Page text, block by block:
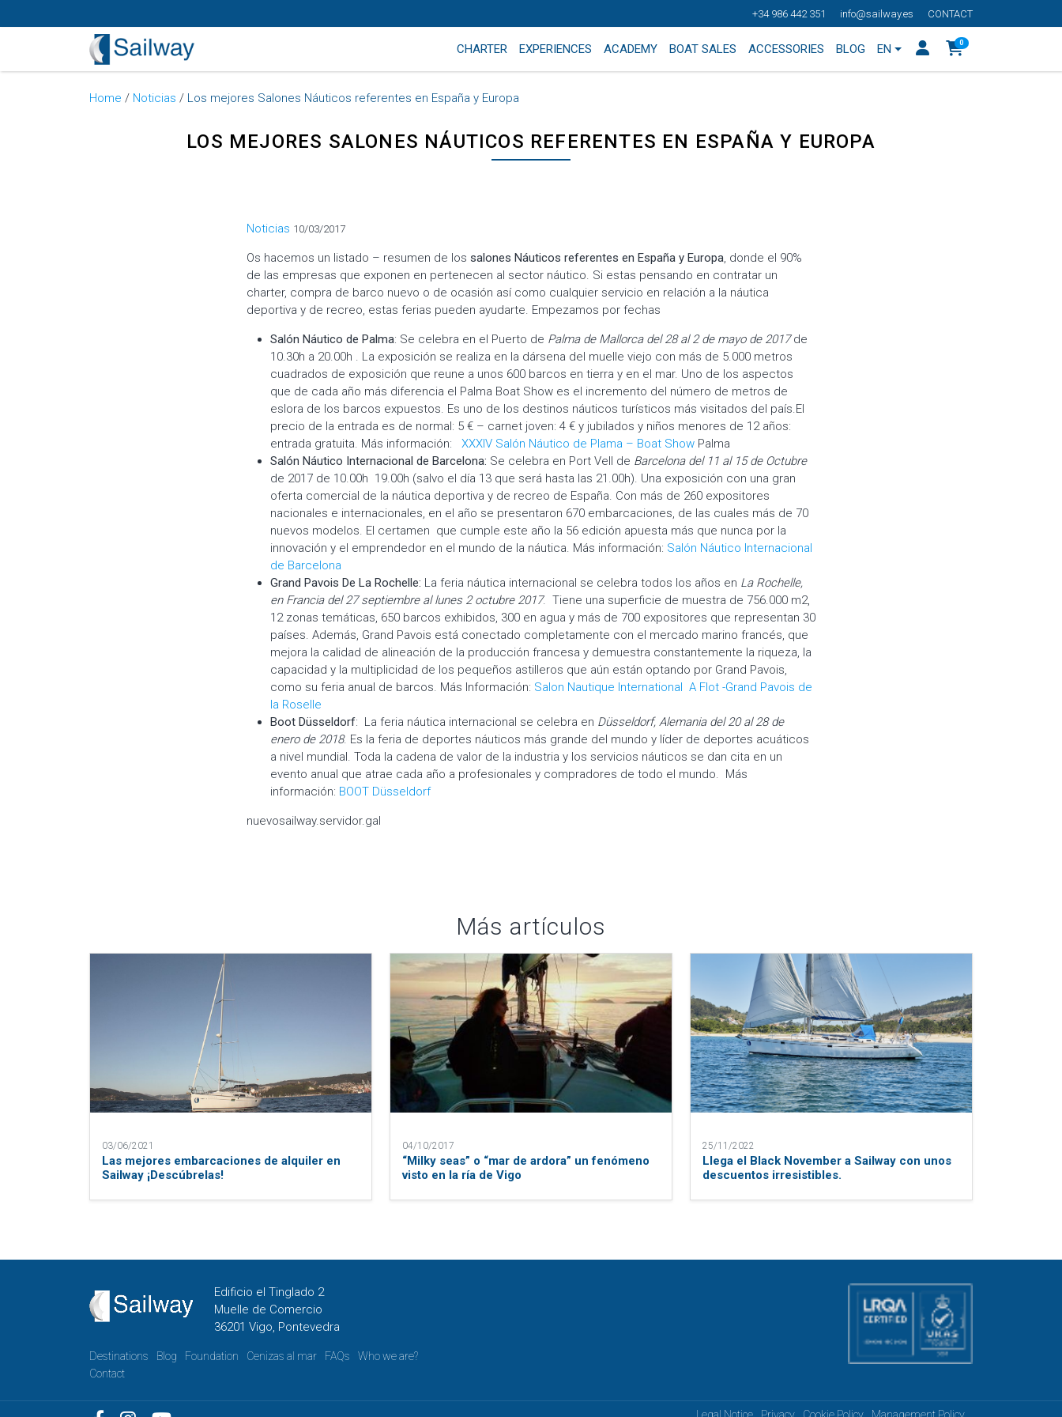
+34 986 442 351 info@sailway.es CONTACT
CHARTER EXPERIENCES ACADEMY BOAT SALES ACCESSORIES BLOG EN 0
Home / Noticias / Los mejores Salones Náuticos referentes en España y Europa
LOS MEJORES SALONES NÁUTICOS REFERENTES EN ESPAÑA Y EUROPA
Categorías
Noticias 10/03/2017
Os hacemos un listado – resumen de los salones Náuticos referentes en España y Europa , donde el 90%
de las empresas que exponen en pertenecen al sector náutico. Si estas pensando en contratar un
charter, compra de barco nuevo o de ocasión así como cualquier servicio en relación a la náutica
deportiva y de recreo, estas ferias pueden ayudarte. Empezamos por fechas
Salón Náutico de Palma: Se celebra en el Puerto de Palma de Mallorca del 28 al 2 de mayo de 2017de
10.30h a 20.00h . La exposición se realiza en la dársena del muelle viejo con más de 5.000 metros
cuadrados de exposición que reune a unos 600 barcos en tierra y en el mar. Uno de los aspectos
que de cada año más diferencia el Palma Boat Show es el incremento del número de metros de
eslora de los barcos expuestos. Es uno de los destinos náuticos turísticos más visitados del país.El
precio de la entrada es de normal: 5 € – carnet joven: 4 € y jubilados y niños menores de 12 años:
entrada gratuita. Más información: XXXIV Salón Náutico de Plama – Boat Show Palma
Salón Náutico Internacional de Barcelona: Se celebra en Port Vell de Barcelona del 11 al 15 de Octubre
de 2017 de 10.00h 19.00h (salvo el día 13 que será hasta las 21.00h). Una exposición con una gran
oferta comercial de la náutica deportiva y de recreo de España. Con más de 260 expositores
nacionales e internacionales, en el año se presentaron 670 embarcaciones, de las cuales más de 70
nuevos modelos. El certamen que cumple este año la 56 edición apuesta más que nunca por la
innovación y el emprendedor en el mundo de la náutica. Más información: Salón Náutico Internacional
de Barcelona
Grand Pavois De La Rochelle: La feria náutica internacional se celebra todos los años en La Rochelle,
en Francia del 27 septiembreallunes 2 octubre 2017. Tiene una superficie de muestra de 756.000 m2,
12 zonas temáticas, 650 barcos exhibidos, 300 en agua y más de 700 expositores que representan 30
países. Además, Grand Pavois está conectado completamente con el mercado marino francés, que
mejora la calidad de alineación de la producción francesa y demuestra constantemente la riqueza, la
capacidad y la multiplicidad de los pequeños astilleros que aún están optando por Grand Pavois,
como su feria anual de barcos. Más Información: Salon Nautique International A Flot -Grand Pavois de
la Roselle
Boot Düsseldorf: La feria náutica internacional se celebra en Düsseldorf, Alemania del 20 al 28 de
enero de 2018. Es la feria de deportes náuticos más grande del mundo y líder de deportes acuáticos
a nivel mundial. Toda la cadena de valor de la industria y los servicios náuticos se dan cita en un
evento anual que atrae cada año a profesionales y compradores de todo el mundo. Más
información: BOOT Düsseldorf
nuevosailway.servidor.gal
Más artículos
03/06/2021
Las mejores embarcaciones de alquiler en
Sailway ¡Descúbrelas!
04/10/2017
“Milky seas” o “mar de ardora” un fenómeno
visto en la ría de Vigo
25/11/2022
Llega el Black November a Sailway con unos
descuentos irresistibles.
Edificio el Tinglado 2
Muelle de Comercio
36201 Vigo, Pontevedra
Destinations Blog Foundation Cenizas al mar FAQs
Who we are?
Contact